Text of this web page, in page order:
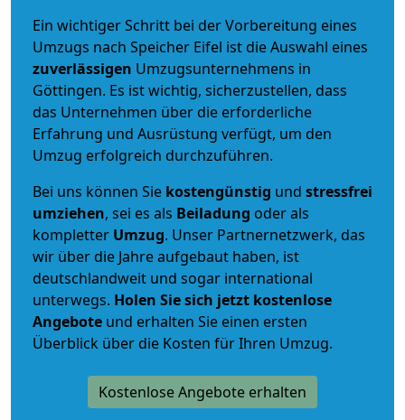
Ein wichtiger Schritt bei der Vorbereitung eines
Umzugs nach Speicher Eifel ist die Auswahl eines
zuverlässigen Umzugsunternehmens in
Göttingen. Es ist wichtig, sicherzustellen, dass
das Unternehmen über die erforderliche
Erfahrung und Ausrüstung verfügt, um den
Umzug erfolgreich durchzuführen.
Bei uns können Sie kostengünstig und stressfrei
umziehen, sei es als Beiladung oder als
kompletter Umzug. Unser Partnernetzwerk, das
wir über die Jahre aufgebaut haben, ist
deutschlandweit und sogar international
unterwegs. Holen Sie sich jetzt kostenlose
Angebote und erhalten Sie einen ersten
Überblick über die Kosten für Ihren Umzug.
Kostenlose Angebote erhalten